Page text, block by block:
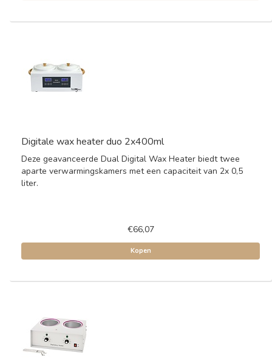
Digitale wax heater duo 2x400ml
Deze geavanceerde Dual Digital Wax Heater biedt twee
aparte verwarmingskamers met een capaciteit van 2x 0,5
liter.
€66,07
Kopen